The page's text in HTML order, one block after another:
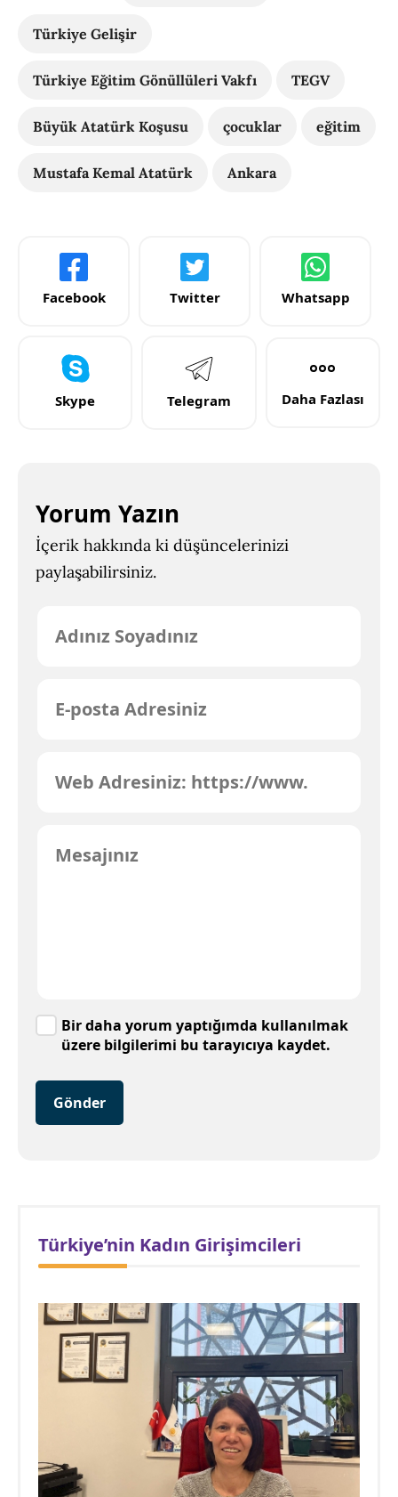
Türkiye Gelişir
Türkiye Eğitim Gönüllüleri Vakfı TEGV
Büyük Atatürk Koşusu çocuklar eğitim
Mustafa Kemal Atatürk Ankara
Facebook Twitter Whatsapp
Skype Telegram Daha Fazlası
Yorum Yazın
İçerik hakkında ki düşüncelerinizi
paylaşabilirsiniz.
Bir daha yorum yaptığımda kullanılmak
üzere bilgilerimi bu tarayıcıya kaydet.
Gönder
Türkiye’nin Kadın Girişimcileri